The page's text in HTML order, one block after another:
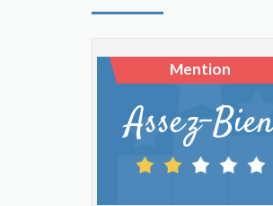
Mention
Assez-